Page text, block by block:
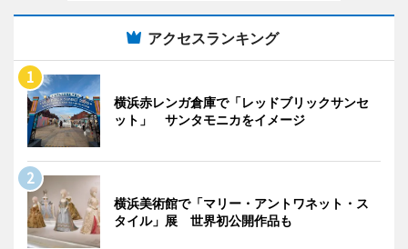
アクセスランキング
横浜赤レンガ倉庫で「レッドブリックサンセ
ット」 サンタモニカをイメージ
横浜美術館で「マリー・アントワネット・ス
タイル」展 世界初公開作品も